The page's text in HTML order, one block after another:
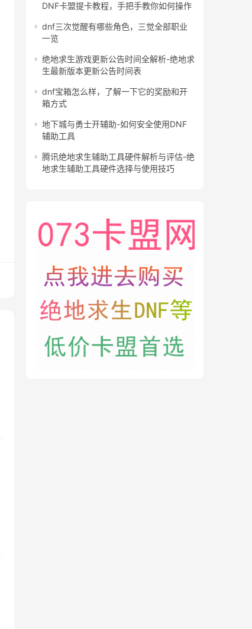
DNF卡盟提卡教程，手把手教你如何操作
dnf三次觉醒有哪些角色，三觉全部职业
一览
绝地求生游戏更新公告时间全解析-绝地求
生最新版本更新公告时间表
dnf宝箱怎么样，了解一下它的奖励和开
箱方式
地下城与勇士开辅助-如何安全使用DNF
辅助工具
腾讯绝地求生辅助工具硬件解析与评估-绝
地求生辅助工具硬件选择与使用技巧